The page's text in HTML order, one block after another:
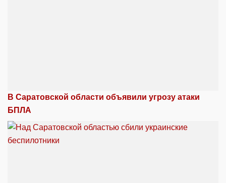
В Саратовской области объявили угрозу атаки
БПЛА